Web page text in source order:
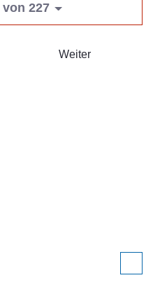
von 227
Weiter